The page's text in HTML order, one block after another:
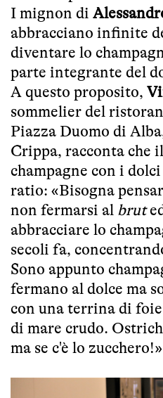
I mignon di
abbracciano infinite
diventare lo
parte integrante del
A questo proposito,
sommelier del
Piazza Duomo di
Crippa, racconta che
champagne con i
ratio: «Bisogna
non fermarsi al brut
abbracciare lo
secoli fa,
Sono appunto
fermano al dolce ma
con una terrina di
di mare crudo.
ma se c'è lo zucchero!»